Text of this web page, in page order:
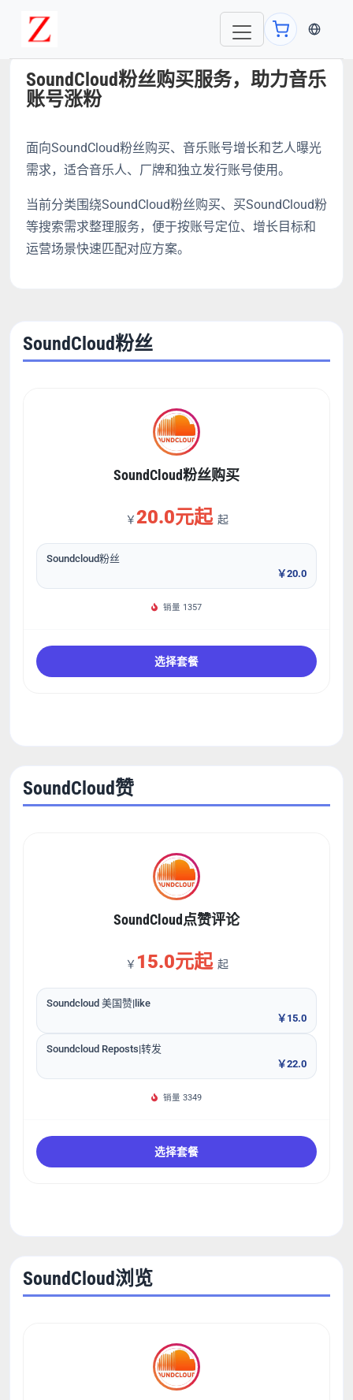
当前语
SoundCloud粉丝购买服务，助力音乐
账号涨粉
面向SoundCloud粉丝购买、音乐账号增长和艺人曝光
需求，适合音乐人、厂牌和独立发行账号使用。
当前分类围绕SoundCloud粉丝购买、买SoundCloud粉
等搜索需求整理服务，便于按账号定位、增长目标和
运营场景快速匹配对应方案。
SoundCloud粉丝
SoundCloud粉丝购买
￥20.0元起 起
Soundcloud粉丝
￥20.0
销量 1357
选择套餐
SoundCloud赞
SoundCloud点赞评论
￥ 15.0元起 起
Soundcloud 美国赞|like
￥15.0
Soundcloud Reposts|转发
￥22.0
销量 3349
选择套餐
SoundCloud浏览